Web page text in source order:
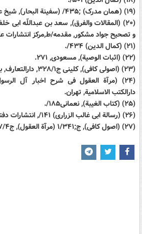
(۱۹) (همان مدرک) ;۴۳۵/ (سفینة البحار), شیخ عباس قمی, ج۷۰۳/۲.
(۲۰) (المقالات والفرق), سعد بن عبداللّه ابی
و تصحیح جواد مشکور, مقدمه/ط,مرکز انتشارات
(۲۱) (کمال الدین) ۴۳۴/.
(۲۲) (اثبات الوصیة), مسعودی, ۲۷۱.
(۲۳) (اصولی کافی), کلینی ج۳۲۸/۱, دارالتعارف, بیروت.
دارالکتب الاسلامیة, تهران.
(۲۵) (کتاب الغیبة), نعمانی۱۸۵/.
(۲۶) (رسالة ابی غالب الزراری) ۱۴۱/, انتشارات دفتر تبلیغات اسلامی, قم.
(۲۷) (اصول کافی), ج;۱/۳۴۱ (مرآة العقول), ج۵۷/۴.